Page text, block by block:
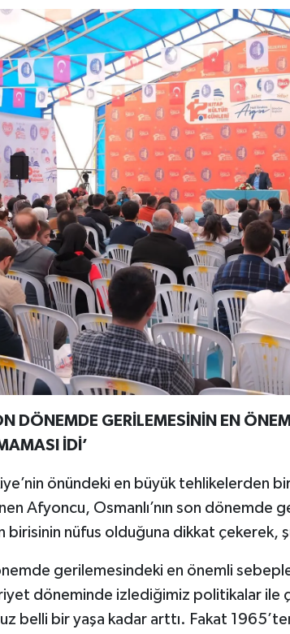
DÖNEMDE GERİLEMESİNİN EN
İDİ’
önündeki en büyük tehlikelerden
Afyoncu, Osmanlı’nın son dönemde
nüfus olduğuna dikkat çekerek,
gerilemesindeki en önemli
döneminde izlediğimiz politikalar ile
belli bir yaşa kadar arttı. Fakat